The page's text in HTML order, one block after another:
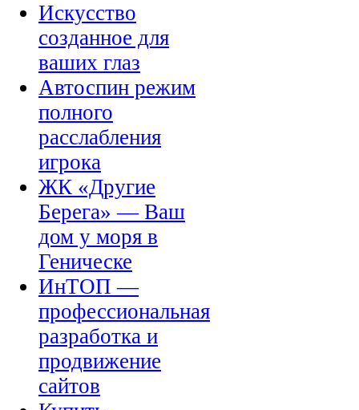
Искусство
созданное для
ваших глаз
Автоспин режим
полного
расслабления
игрока
ЖК «Другие
Берега» — Ваш
дом у моря в
Геническе
ИнТОП —
профессиональная
разработка и
продвижение
сайтов